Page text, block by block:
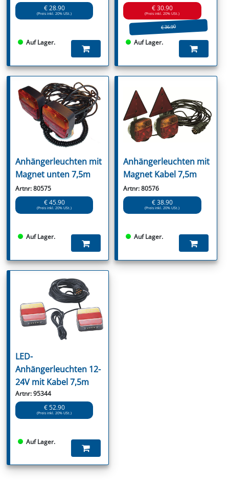
€ 28.90
(Preis inkl. 20% USt.)
Auf Lager.
€ 30.90
(Preis inkl. 20% USt.)
€ 36.90
Auf Lager.
Anhängerleuchten mit
Magnet unten 7,5m
Artnr: 80575
€ 45.90
(Preis inkl. 20% USt.)
Auf Lager.
Anhängerleuchten mit
Magnet Kabel 7,5m
Artnr: 80576
€ 38.90
(Preis inkl. 20% USt.)
Auf Lager.
LED-
Anhängerleuchten 12-
24V mit Kabel 7,5m
Artnr: 95344
€ 52.90
(Preis inkl. 20% USt.)
Auf Lager.